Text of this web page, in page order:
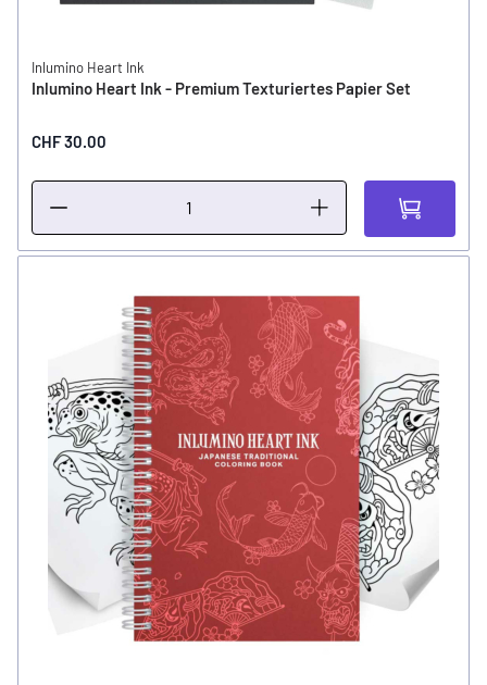
Inlumino Heart Ink
Inlumino Heart Ink - Premium Texturiertes Papier Set
CHF 30.00